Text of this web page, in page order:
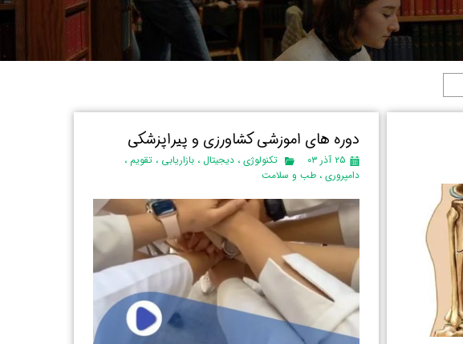
دوره های اموزشی کشاورزی و پیراپزشکی
۲۵ آذر ۰۳ تکنولوژی، دیجیتال ، بازاریابی ، تقویم،
دامپروری، طب و سلامت